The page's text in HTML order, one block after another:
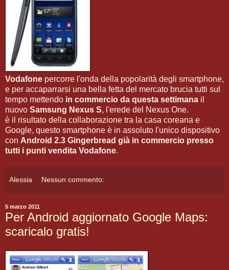
Vodafone percorre l'onda della popolarità degli smartphone,
e per accaparrarsi una bella fetta del mercato brucia tutti sul
tempo mettendo in commercio da questa settimana il
nuovo Samsung Nexus S, l'erede del Nexus One.
è il risultato della collaborazione tra la casa coreana e
Google, questo smartphone è in assoluto l'unico dispositivo
con Android 2.3 Gingerbread già in commercio presso
tutti i punti vendita Vodafone.
Alessia Nessun commento:
5 marzo 2011
Per Android aggiornato Google Maps:
scaricalo gratis!